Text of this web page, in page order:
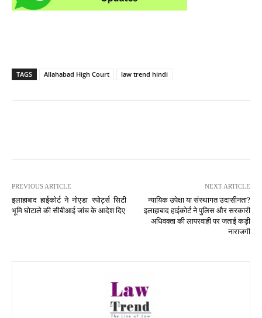
TAGS Allahabad High Court law trend hindi
PREVIOUS ARTICLE
इलाहाबाद हाईकोर्ट ने नोएडा स्पोर्ट्स सिटी
भूमि घोटाले की सीबीआई जांच के आदेश दिए
NEXT ARTICLE
न्यायिक उपेक्षा या संस्थागत उदासीनता?
इलाहाबाद हाईकोर्ट ने पुलिस और सरकारी
अधिवक्ता की लापरवाही पर जताई कड़ी
नाराजगी